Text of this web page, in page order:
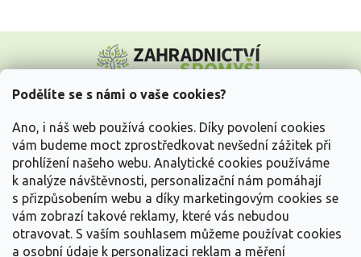
Podělíte se s námi o vaše cookies?
Ano, i náš web používá cookies. Díky povolení cookies
vám budeme moct zprostředkovat nevšední zážitek při
prohlížení našeho webu. Analytické cookies používáme
k analýze návštěvnosti, personalizační nám pomáhají
s přizpůsobením webu a díky marketingovým cookies se
vám zobrazí takové reklamy, které vás nebudou
otravovat. S vaším souhlasem můžeme používat cookies
a osobní údaje k personalizaci reklam a měření
p
Vše o nákupu
Informace pro Vás
Kontakujte nás